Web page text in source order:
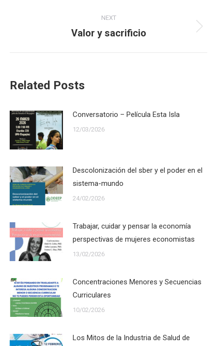
NEXT
Next
Valor y sacrificio
Related Posts
Conversatorio – Película Esta Isla
12/03/2026
Descolonización del sber y el poder en el
sistema-mundo
24/02/2026
Trabajar, cuidar y pensar la economía
perspectivas de mujeres economistas
13/02/2026
Concentraciones Menores y Secuencias
Curriculares
10/02/2026
Los Mitos de la Industria de Salud de